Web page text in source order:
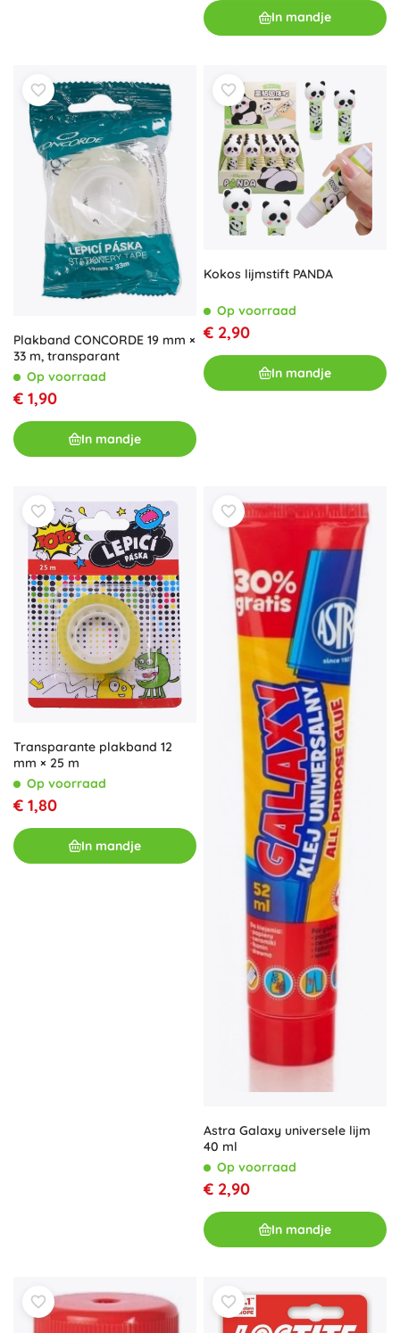
In mandje
Plakband CONCORDE 19 mm ×
33 m, transparant
Op voorraad
€ 1,90
In mandje
Kokos lijmstift PANDA
Op voorraad
€ 2,90
In mandje
Transparante plakband 12
mm × 25 m
Op voorraad
€ 1,80
In mandje
Astra Galaxy universele lijm
40 ml
Op voorraad
€ 2,90
In mandje